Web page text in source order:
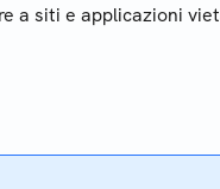
a siti e applicazioni